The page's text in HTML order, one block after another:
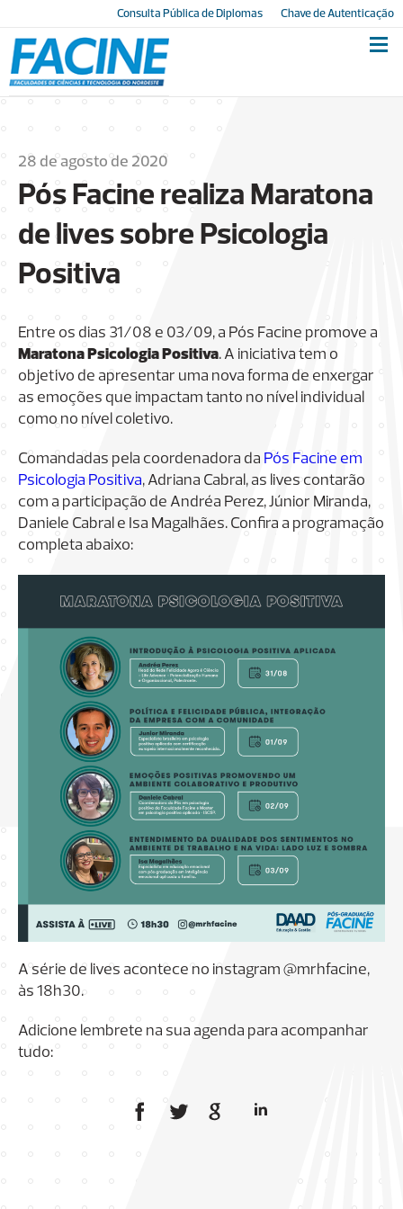
Consulta Pública de Diplomas Chave de Autenticação
28 de agosto de 2020
Pós Facine realiza Maratona
de lives sobre Psicologia
Positiva
Entre os dias 31/08 e 03/09, a Pós Facine promove a
Maratona Psicologia Positiva. A iniciativa tem o
objetivo de apresentar uma nova forma de enxergar
as emoções que impactam tanto no nível individual
como no nível coletivo.
Comandadas pela coordenadora da Pós Facine em
Psicologia Positiva, Adriana Cabral, as lives contarão
com a participação de Andréa Perez, Júnior Miranda,
Daniele Cabral e Isa Magalhães. Confira a programação
completa abaixo:
A série de lives acontece no instagram @mrhfacine,
às 18h30.
Adicione lembrete na sua agenda para acompanhar
tudo: